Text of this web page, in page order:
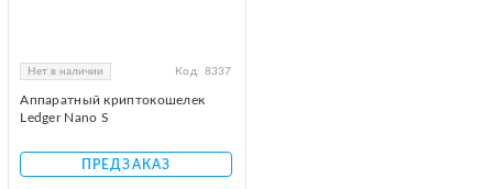
Нет в наличии Код: 8337
Аппаратный криптокошелек
Ledger Nano S
ПРЕДЗАКАЗ